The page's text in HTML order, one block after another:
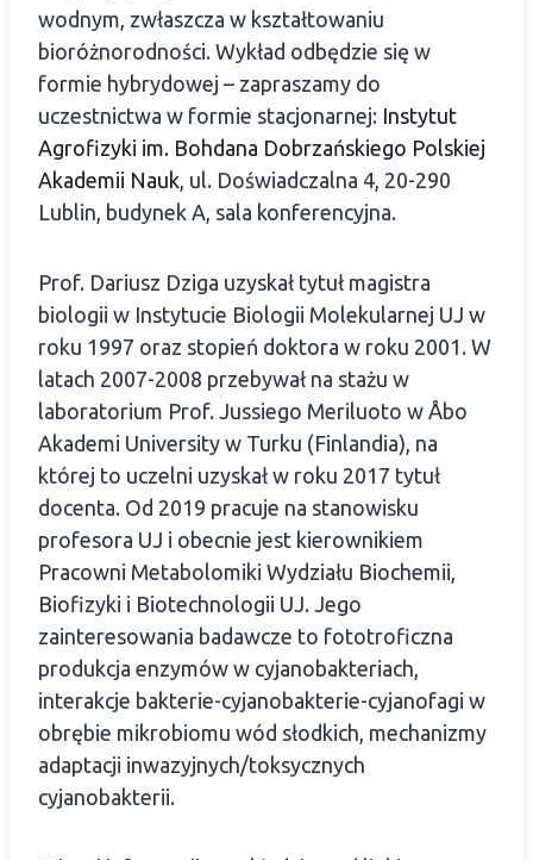
wodnym, zwłaszcza w kształtowaniu
bioróżnorodności. Wykład odbędzie się w
formie hybrydowej – zapraszamy do
uczestnictwa w formie stacjonarnej: Instytut
Agrofizyki im. Bohdana Dobrzańskiego Polskiej
Akademii Nauk , ul. Doświadczalna 4, 20-290
Lublin, budynek A, sala konferencyjna.
Prof. Dariusz Dziga uzyskał tytuł magistra
biologii w Instytucie Biologii Molekularnej UJ w
roku 1997 oraz stopień doktora w roku 2001. W
latach 2007-2008 przebywał na stażu w
laboratorium Prof. Jussiego Meriluoto w Åbo
Akademi University w Turku (Finlandia), na
której to uczelni uzyskał w roku 2017 tytuł
docenta. Od 2019 pracuje na stanowisku
profesora UJ i obecnie jest kierownikiem
Pracowni Metabolomiki Wydziału Biochemii,
Biofizyki i Biotechnologii UJ. Jego
zainteresowania badawcze to fototroficzna
produkcja enzymów w cyjanobakteriach,
interakcje bakterie-cyjanobakterie-cyjanofagi w
obrębie mikrobiomu wód słodkich, mechanizmy
adaptacji inwazyjnych/toksycznych
cyjanobakterii.